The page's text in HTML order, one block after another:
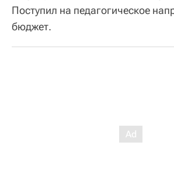
Поступил на педагогическое
бюджет.